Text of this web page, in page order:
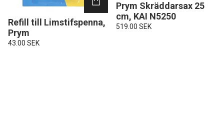
Refill till Limstifspenna,
Prym
43.00 SEK
Prym Skräddarsax 25
cm, KAI N5250
519.00 SEK